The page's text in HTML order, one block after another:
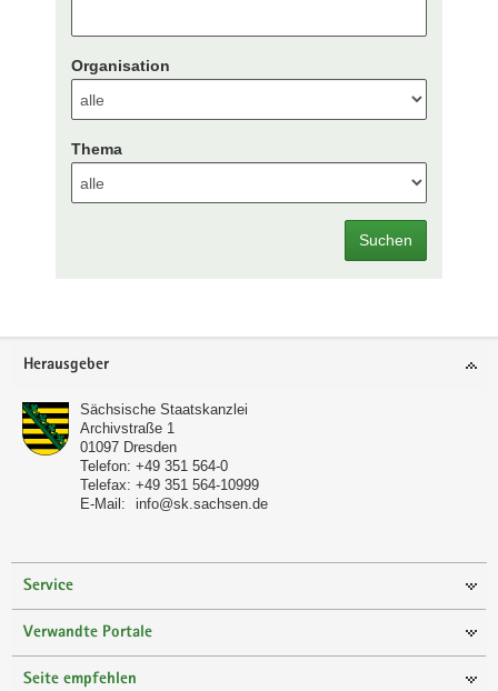
Organisation
Thema
Suchen
Footer-
Herausgeber
Sächsische Staatskanzlei
Archivstraße 1
01097 Dresden
Telefon: +49 351 564-0
Telefax: +49 351 564-10999
E-Mail:
info@sk.sachsen.de
Service
Verwandte Portale
Seite empfehlen